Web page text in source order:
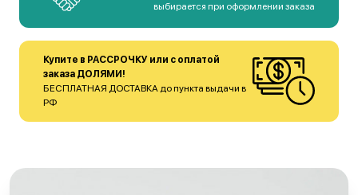
выбирается при оформлении заказа
Купите в РАССРОЧКУ или с оплатой
заказа ДОЛЯМИ!
БЕСПЛАТНАЯ ДОСТАВКА до пункта выдачи в
РФ